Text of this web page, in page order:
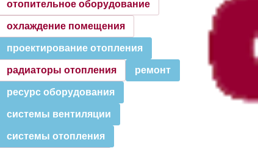
отопительное оборудование
охлаждение помещения
проектирование отопления
радиаторы отопления ремонт
ресурс оборудования
системы вентиляции
системы отопления